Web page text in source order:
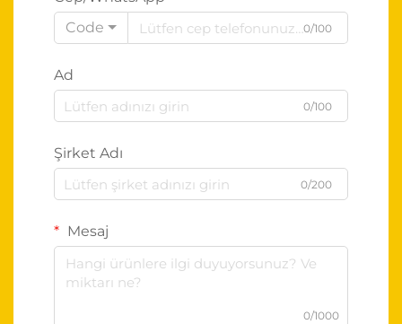
Code
0/100
Ad
0/100
Şirket Adı
0/200
Mesaj
0/1000